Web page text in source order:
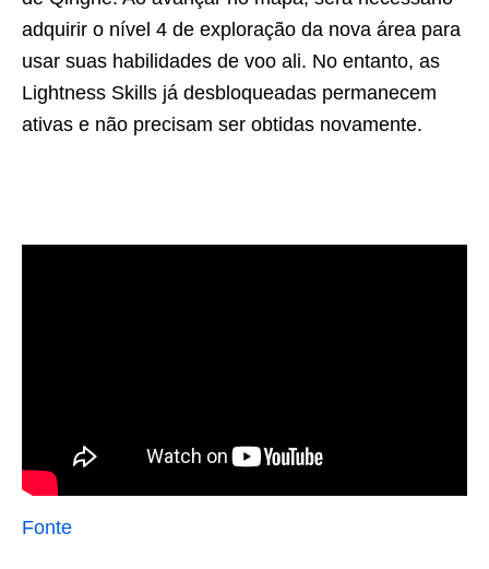
adquirir o nível 4 de exploração da nova área para
usar suas habilidades de voo ali. No entanto, as
Lightness Skills já desbloqueadas permanecem
ativas e não precisam ser obtidas novamente.
Fonte